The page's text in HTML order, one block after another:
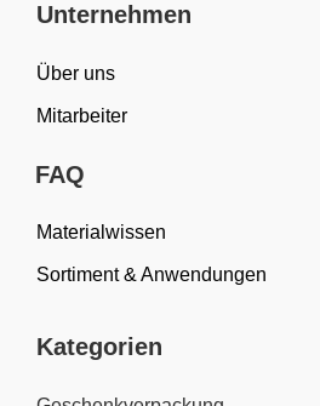
Unternehmen
Über uns
Mitarbeiter
FAQ
Materialwissen
Sortiment & Anwendungen
Kategorien